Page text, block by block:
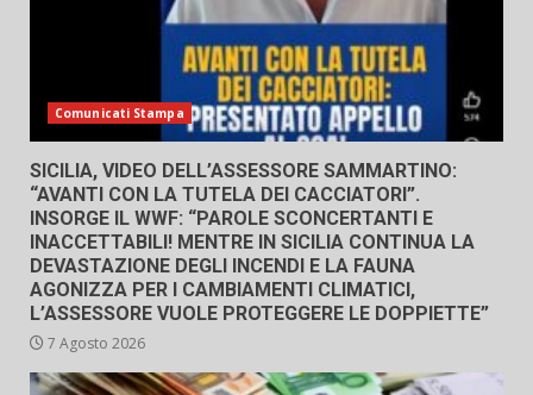
Comunicati Stampa
SICILIA, VIDEO DELL’ASSESSORE SAMMARTINO:
“AVANTI CON LA TUTELA DEI CACCIATORI”.
INSORGE IL WWF: “PAROLE SCONCERTANTI E
INACCETTABILI! MENTRE IN SICILIA CONTINUA LA
DEVASTAZIONE DEGLI INCENDI E LA FAUNA
AGONIZZA PER I CAMBIAMENTI CLIMATICI,
L’ASSESSORE VUOLE PROTEGGERE LE DOPPIETTE”
7 Agosto 2026